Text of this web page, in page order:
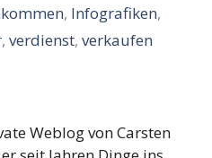
, Infografiken,
, verdienst, verkaufen
Weblog von Carsten